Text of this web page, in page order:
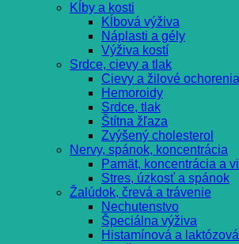
Kĺby a kosti
Kĺbová výživa
Náplasti a gély
Výživa kostí
Srdce, cievy a tlak
Cievy a žilové ochorenia
Hemoroidy
Srdce, tlak
Štítna žľaza
Zvýšený cholesterol
Nervy, spánok, koncentrácia
Pamät, koncentrácia a
Stres, úzkosť a spánok
Žalúdok, črevá a trávenie
Nechutenstvo
Špeciálna výživa
Histamínová a